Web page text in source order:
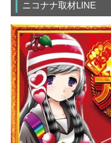
ニコナナ取材LINE